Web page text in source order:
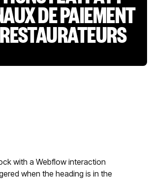
DE PAIEMENT
with a Webflow interaction
when the heading is in the